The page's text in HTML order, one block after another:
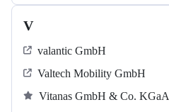
V
valantic GmbH
Valtech Mobility GmbH
Vitanas GmbH & Co. KGaA